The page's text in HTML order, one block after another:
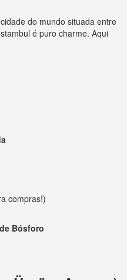
do mundo situada entre
é puro charme. Aqui
compras!)
Bósforo